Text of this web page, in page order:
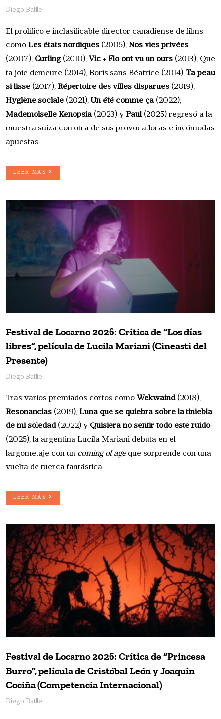
Diego Batlle
El prolífico e inclasificable director canadiense de films
como Les états nordiques (2005), Nos vies privées
(2007), Curling(2010), Vic + Flo ont vu un ours (2013), Que
ta joie demeure (2014), Boris sans Béatrice (2014), Ta peau
si lisse (2017), Répertoire des villes disparues (2019),
Hygiène sociale (2021), Un été comme ça(2022),
Mademoiselle Kenopsia(2023) y Paul(2025) regresó a la
muestra suiza con otra de sus provocadoras e incómodas
apuestas.
LEER MÁS
Festival de Locarno 2026: Crítica de “Los días
libres”, película de Lucila Mariani (Cineasti del
Presente)
Diego Batlle
Tras varios premiados cortos como Wekwaind(2018),
Resonancias (2019), Luna que se quiebra sobre la tiniebla
de mi soledad(2022) y Quisiera no sentir todo este ruido
(2025), la argentina Lucila Mariani debuta en el
largometaje con un coming of ageque sorprende con una
vuelta de tuerca fantástica.
LEER MÁS
Festival de Locarno 2026: Crítica de “Princesa
Burro”, película de Cristóbal León y Joaquín
Cociña (Competencia Internacional)
Diego Batlle